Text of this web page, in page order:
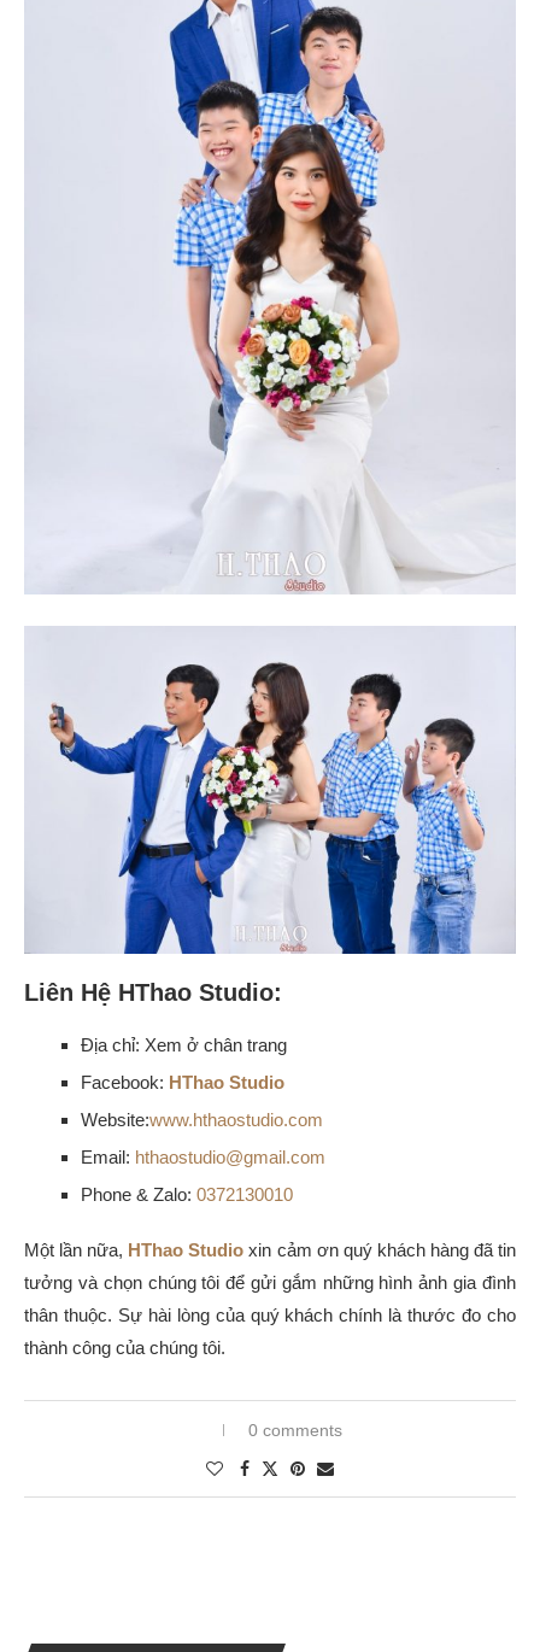
Liên Hệ HThao Studio:
Địa chỉ: Xem ở chân trang
Facebook: HThao Studio
Website:www.hthaostudio.com
Email: hthaostudio@gmail.com
Phone & Zalo: 0372130010
Một lần nữa, HThao Studioxin cảm ơn quý khách hàng đã tin
tưởng và chọn chúng tôi để gửi gắm những hình ảnh gia đình
thân thuộc. Sự hài lòng của quý khách chính là thước đo cho
thành công của chúng tôi.
0 comments